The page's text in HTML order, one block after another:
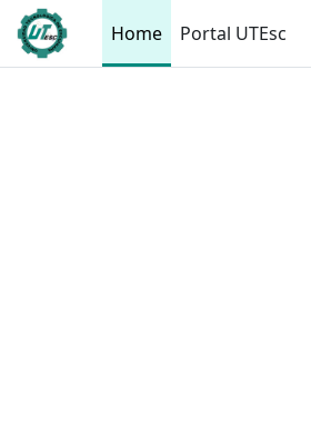
Skip to main content
Home
Portal UTEsc